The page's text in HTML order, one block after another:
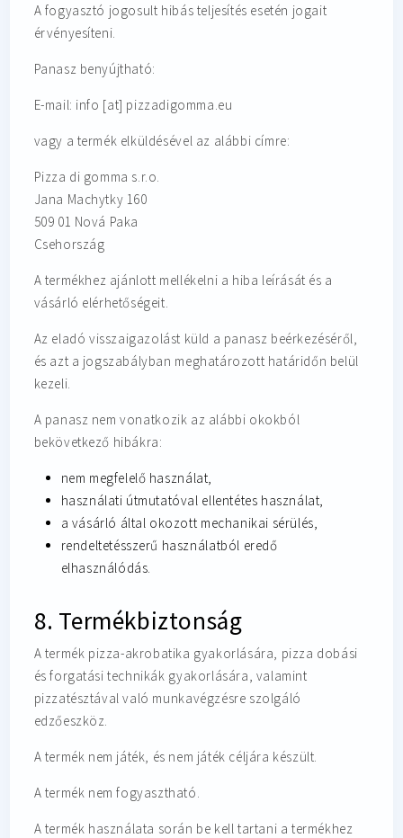
A fogyasztó jogosult hibás teljesítés esetén jogait
érvényesíteni.
Panasz benyújtható:
E-mail: info [at] pizzadigomma.eu
vagy a termék elküldésével az alábbi címre:
Pizza di gomma s.r.o.
Jana Machytky 160
509 01 Nová Paka
Csehország
A termékhez ajánlott mellékelni a hiba leírását és a
vásárló elérhetőségeit.
Az eladó visszaigazolást küld a panasz beérkezéséről,
és azt a jogszabályban meghatározott határidőn belül
kezeli.
A panasz nem vonatkozik az alábbi okokból
bekövetkező hibákra:
nem megfelelő használat,
használati útmutatóval ellentétes használat,
a vásárló által okozott mechanikai sérülés,
rendeltetésszerű használatból eredő
elhasználódás.
8. Termékbiztonság
A termék pizza-akrobatika gyakorlására, pizza dobási
és forgatási technikák gyakorlására, valamint
pizzatésztával való munkavégzésre szolgáló
edzőeszköz.
A termék nem játék, és nem játék céljára készült.
A termék nem fogyasztható.
A termék használata során be kell tartani a termékhez